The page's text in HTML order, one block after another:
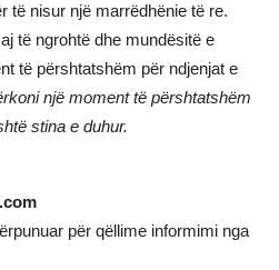
të nisur një marrëdhënie të re.
të ngrohtë dhe mundësitë e
të përshtatshëm për ndjenjat e
një moment të përshtatshëm
stina e duhur.
për qëllime informimi nga